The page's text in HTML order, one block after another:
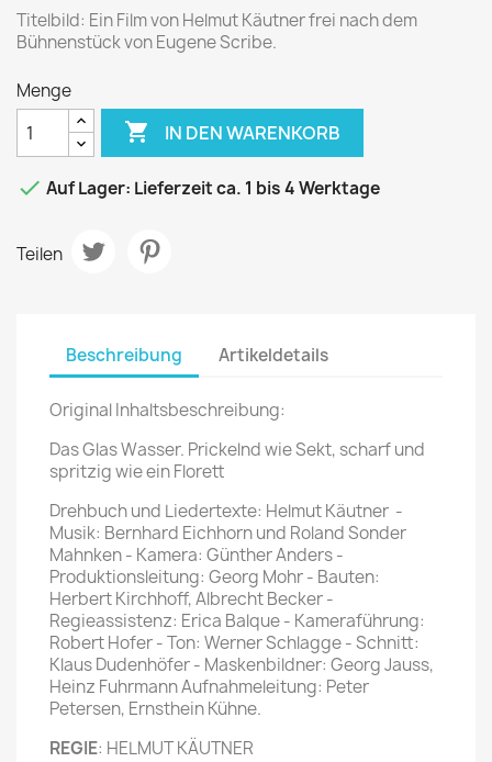
Titelbild: Ein Film von Helmut Käutner frei nach dem
Bühnenstück von Eugene Scribe.
Menge
 IN DEN WARENKORB
 Auf Lager: Lieferzeit ca. 1 bis 4 Werktage
Teilen
Beschreibung Artikeldetails
Original Inhaltsbeschreibung:
Das Glas Wasser. Prickelnd wie Sekt, scharf und
spritzig wie ein Florett
Drehbuch und Liedertexte: Helmut Käutner -
Musik: Bernhard Eichhorn und Roland Sonder
Mahnken - Kamera: Günther Anders -
Produktionsleitung: Georg Mohr - Bauten:
Herbert Kirchhoff, Albrecht Becker -
Regieassistenz: Erica Balque - Kameraführung:
Robert Hofer - Ton: Werner Schlagge - Schnitt:
Klaus Dudenhöfer - Maskenbildner: Georg Jauss,
Heinz Fuhrmann Aufnahmeleitung: Peter
Petersen, Ernsthein Kühne.
REGIE: HELMUT KÄUTNER